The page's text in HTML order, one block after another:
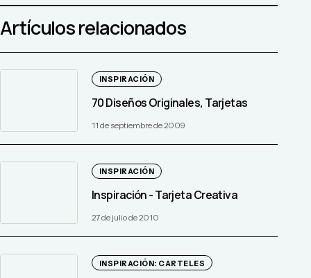
Artículos relacionados
INSPIRACIÓN
70 Diseños Originales, Tarjetas
11 de septiembre de 2009
INSPIRACIÓN
Inspiración - Tarjeta Creativa
27 de julio de 2010
INSPIRACIÓN: CARTELES